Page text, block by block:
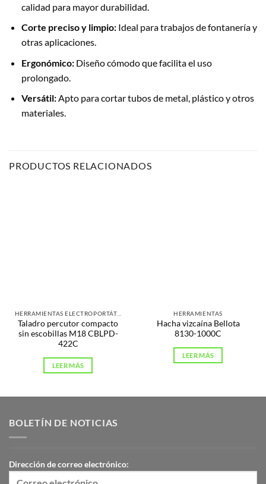
calidad para mayor durabilidad.
Corte preciso y limpio:Ideal para trabajos de fontanería y
otras aplicaciones.
Ergonómico:Diseño cómodo que facilita el uso
prolongado.
Versátil:Apto para cortar tubos de metal, plástico y otros
materiales.
PRODUCTOS RELACIONADOS
Taladro percutor compacto
sin escobillas M18 CBLPD-
422C
LEER MÁS
HERRAMIENTAS
Hacha vizcaína Bellota
8130-1000C
LEER MÁS
BOLETÍN DE NOTICIAS
Dirección de correo electrónico: